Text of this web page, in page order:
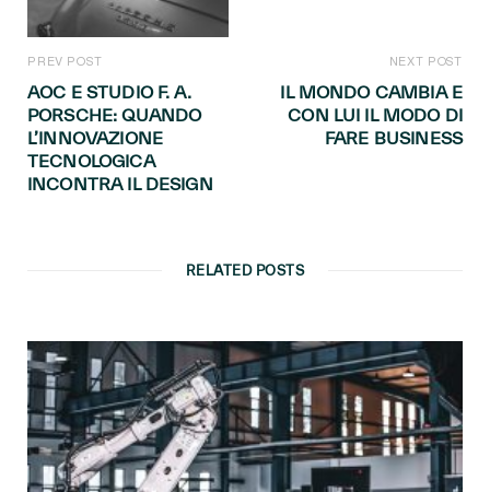
PREV POST
AOC E STUDIO F. A.
PORSCHE: QUANDO
L’INNOVAZIONE
TECNOLOGICA
INCONTRA IL DESIGN
NEXT POST
IL MONDO CAMBIA E
CON LUI IL MODO DI
FARE BUSINESS
RELATED POSTS